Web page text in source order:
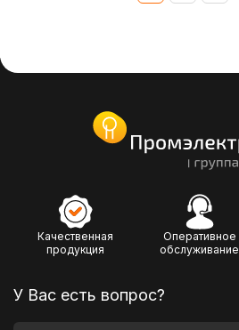
Качественная
продукция
Оперативное
обслуживание
У Вас есть вопрос?